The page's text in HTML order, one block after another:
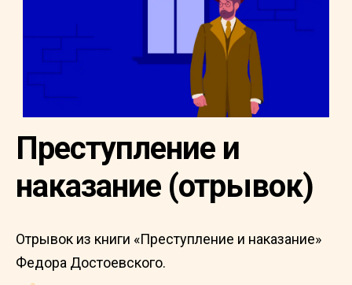
Преступление и
наказание (отрывок)
Отрывок из книги «Преступление и наказание»
Федора Достоевского.